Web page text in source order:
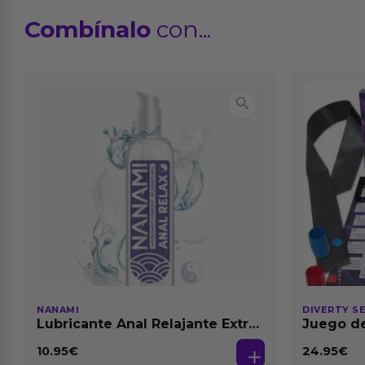
Combínalo con...
NANAMI
Lubricante Anal Relajante Extra
10.95€
DIVERTY
Juego
24.95€